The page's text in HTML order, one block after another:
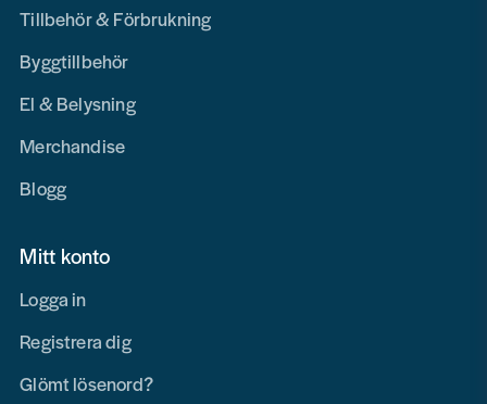
Tillbehör & Förbrukning
Byggtillbehör
El & Belysning
Merchandise
Blogg
Mitt konto
Logga in
Registrera dig
Glömt lösenord?